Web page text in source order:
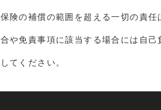
の補償の範囲を超える一切の責任
免責事項に該当する場合には自己
てください。